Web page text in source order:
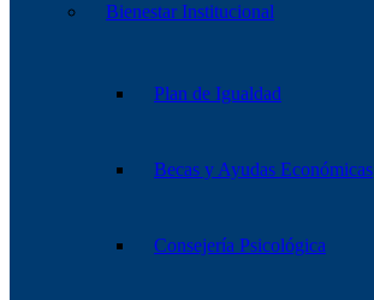
Bienestar Institucional
Plan de Igualdad
Becas y Ayudas Económicas
Consejería Psicológica